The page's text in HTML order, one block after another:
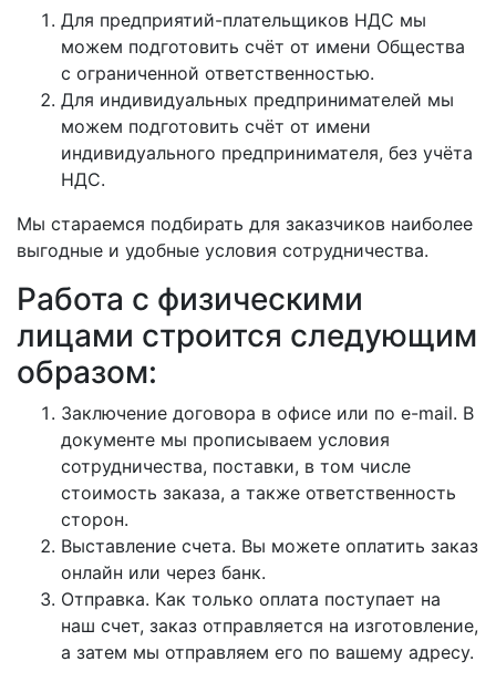
Для предприятий-плательщиков НДС мы
можем подготовить счёт от имени Общества
с ограниченной ответственностью.
Для индивидуальных предпринимателей мы
можем подготовить счёт от имени
индивидуального предпринимателя, без учёта
НДС.
Мы стараемся подбирать для заказчиков наиболее
выгодные и удобные условия сотрудничества.
Работа с физическими
лицами строится следующим
образом:
Заключение договора в офисе или по e-mail. В
документе мы прописываем условия
сотрудничества, поставки, в том числе
стоимость заказа, а также ответственность
сторон.
Выставление счета. Вы можете оплатить заказ
онлайн или через банк.
Отправка. Как только оплата поступает на
наш счет, заказ отправляется на изготовление,
а затем мы отправляем его по вашему адресу.